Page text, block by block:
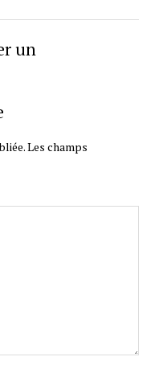
un
Les champs